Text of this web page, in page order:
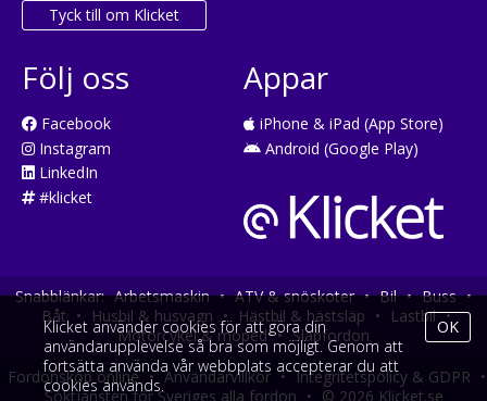
Tyck till om Klicket
Följ oss
Facebook
Instagram
LinkedIn
#klicket
Appar
iPhone & iPad (App Store)
Android (Google Play)
Snabblänkar: Arbetsmaskin • ATV & snöskoter • Bil • Buss •
Båt • Husbil & husvagn • Hästbil & hästsläp • Lastbil •
Motorcykel & moped • Släpfordon
Fordonsköp online • Användarvillkor • Integritetspolicy & GDPR •
Söktjänsten för Sveriges alla fordon • © 2026 Klicket.se
Klicket använder cookies för att göra din
användarupplevelse så bra som möjligt. Genom att
fortsätta använda vår webbplats accepterar du att
cookies används.
OK